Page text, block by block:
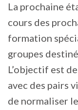
La prochaine
cours des
formation
groupes
L’objectif est
avec des pairs
de normaliser